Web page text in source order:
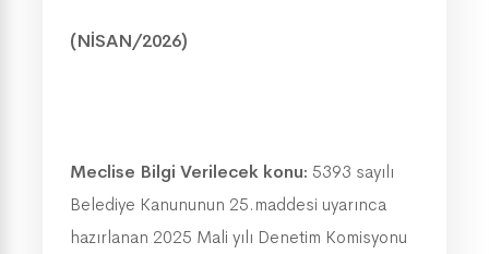
(NİSAN/2026)
Meclise Bilgi Verilecek konu: 5393 sayılı
Belediye Kanununun 25.maddesi uyarınca
hazırlanan 2025 Mali yılı Denetim Komisyonu